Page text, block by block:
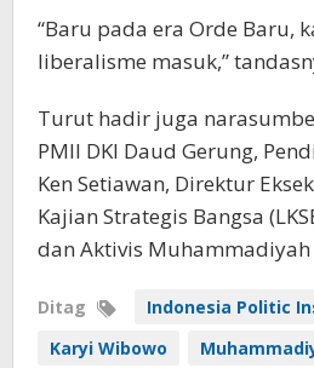
“Baru pada era Orde Baru,
liberalisme masuk,”
Turut hadir juga
PMII DKI Daud Gerung,
Ken Setiawan, Direktur
Kajian Strategis Bangsa
dan Aktivis
Ditag
Indonesia Politic
Karyi Wibowo